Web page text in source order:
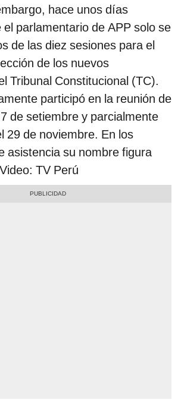
hace unos días
parlamentario de APP solo se
de las diez sesiones para el
de los nuevos
Tribunal Constitucional (TC).
participó en la reunión de
de setiembre y parcialmente
29 de noviembre. En los
asistencia su nombre figura
TV Perú